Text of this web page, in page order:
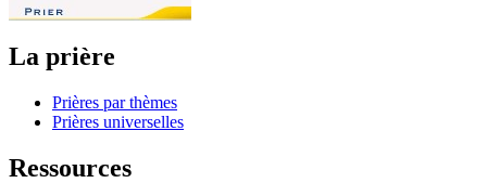
La prière
Prières par thèmes
Prières universelles
Ressources